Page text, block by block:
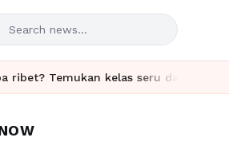
Temukan kelas seru dan materi